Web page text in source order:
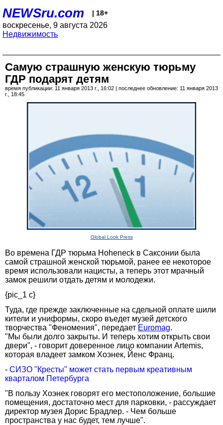
NEWSru.com | 18+
воскресенье, 9 августа 2026
Недвижимость
Самую страшную женскую тюрьму
ГДР подарят детям
время публикации: 11 января 2013 г., 16:02 | последнее обновление: 11 января 2013
г., 18:45
Global Look Press
Во времена ГДР тюрьма Hoheneck в Саксонии была
самой страшной женской тюрьмой, ранее ее некоторое
время использовали нацисты, а теперь этот мрачный
замок решили отдать детям и молодежи.
{pic_1 c}
Туда, где прежде заключенные на сдельной оплате шили
кители и униформы, скоро въедет музей детского
творчества "Феномения", передает Euromag.
"Мы были долго закрыты. И теперь хотим открыть свои
двери", - говорит доверенное лицо компании Artemis,
которая владеет замком Хоэнек, Йенс Франц.
- СИЗО "Кресты" может стать первым креативным
кварталом Петербурга
"В пользу Хоэнек говорят его местоположение, большие
помещения, достаточно мест для парковки, - рассуждает
директор музея Дорис Брадлер. - Чем больше
пространства у нас будет, тем лучше".